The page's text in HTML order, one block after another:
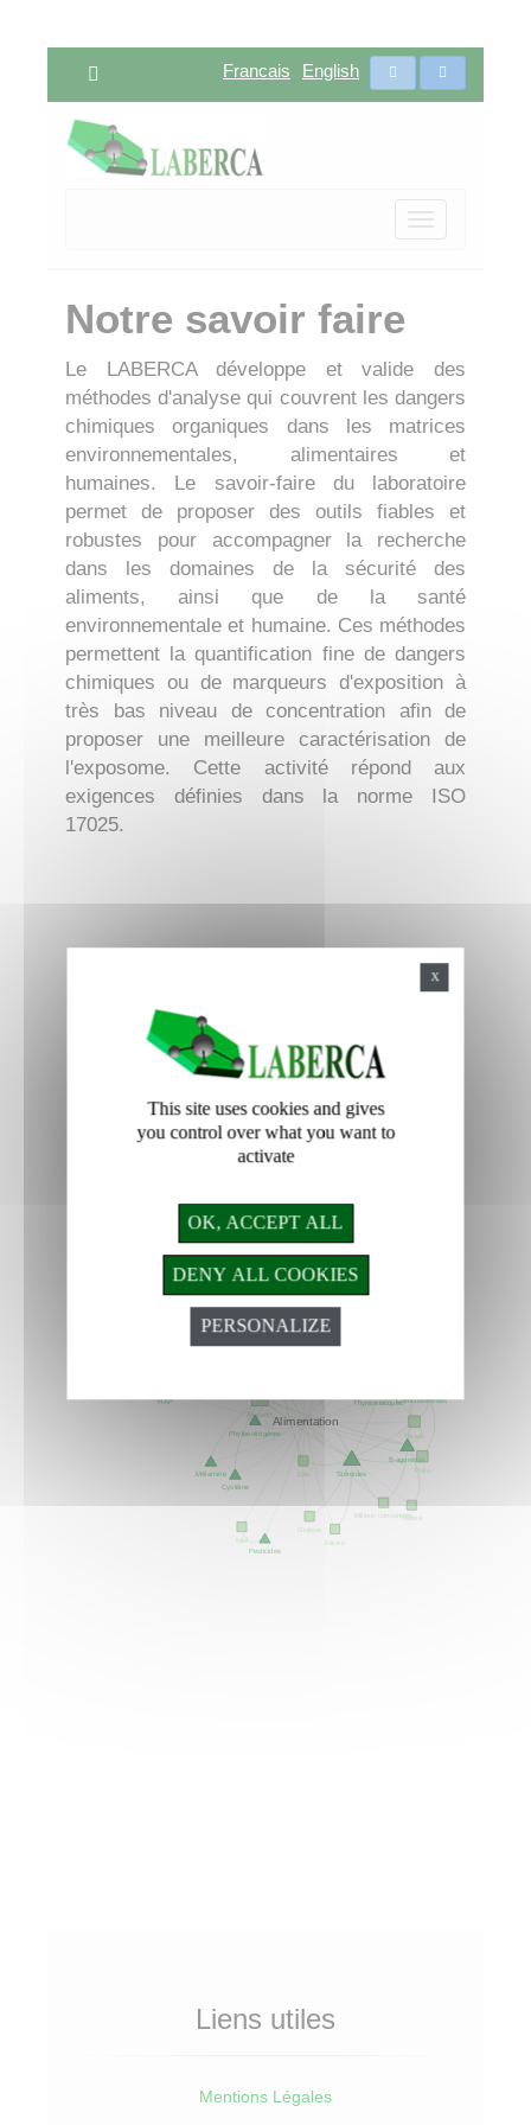
Francais English
Notre savoir faire
Le LABERCA développe et valide des
méthodes d'analyse qui couvrent les dangers
chimiques organiques dans les matrices
environnementales, alimentaires et
humaines. Le savoir-faire du laboratoire
permet de proposer des outils fiables et
robustes pour accompagner la recherche
dans les domaines de la sécurité des
aliments, ainsi que de la santé
environnementale et humaine. Ces méthodes
permettent la quantification fine de dangers
chimiques ou de marqueurs d'exposition à
très bas niveau de concentration afin de
proposer une meilleure caractérisation de
l'exposome. Cette activité répond aux
exigences définies dans la norme ISO
17025.
Liens utiles
Mentions Légales
X
This site uses cookies and gives
you control over what you want to
activate
OK, ACCEPT ALL
DENY ALL COOKIES
PERSONALIZE